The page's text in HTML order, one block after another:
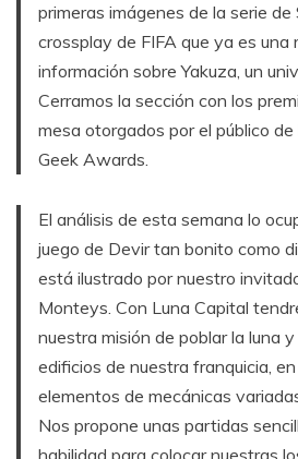
primeras imágenes de la serie
crossplay de FIFA que ya es una
información sobre Yakuza, un
Cerramos la sección con los
mesa otorgados por el público de
Geek Awards.
El análisis de esta semana lo
juego de Devir tan bonito como
está ilustrado por nuestro
Monteys. Con Luna Capital
nuestra misión de poblar la luna
edificios de nuestra franquicia,
elementos de mecánicas
Nos propone unas partidas